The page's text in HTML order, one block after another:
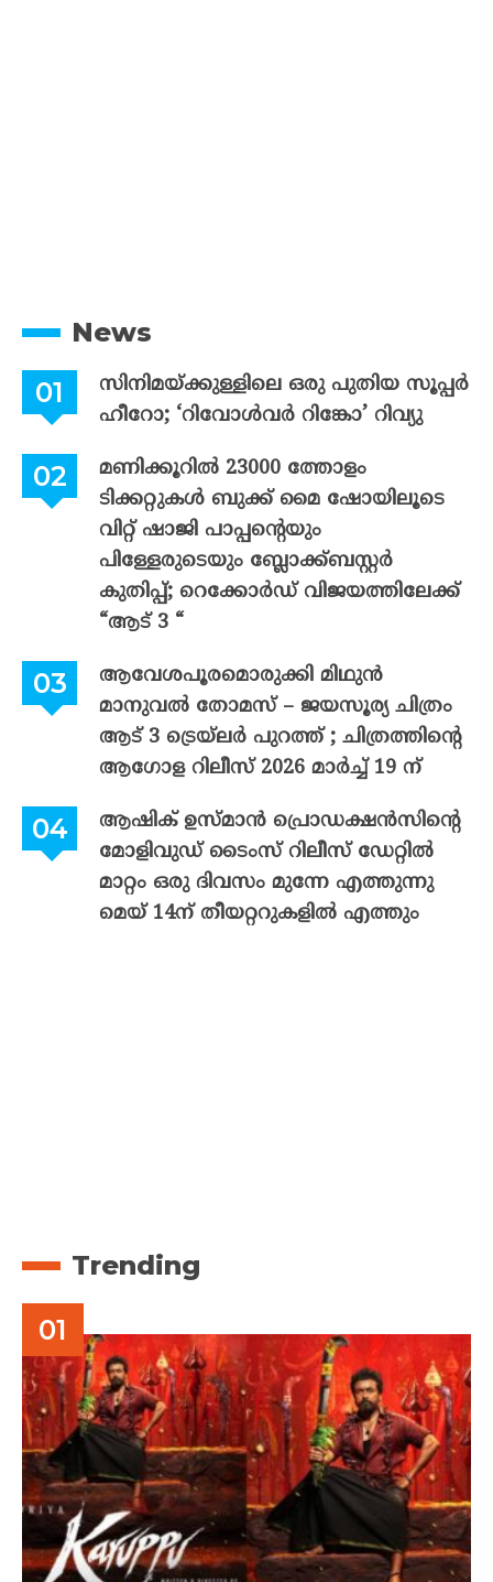
News
സിനിമയ്ക്കുള്ളിലെ ഒരു പുതിയ സൂപ്പർ
ഹീറോ; ‘റിവോൾവർ റിങ്കോ’ റിവ്യു
മണിക്കൂറിൽ 23000 ത്തോളം
ടിക്കറ്റുകൾ ബുക്ക് മൈ ഷോയിലൂടെ
വിറ്റ് ഷാജി പാപ്പന്റെയും
പിള്ളേരുടെയും ബ്ലോക്ക്ബസ്റ്റർ
കുതിപ്പ്; റെക്കോർഡ് വിജയത്തിലേക്ക്
“ആട് 3 “
ആവേശപൂരമൊരുക്കി മിഥുൻ
മാനുവൽ തോമസ് – ജയസൂര്യ ചിത്രം
ആട് 3 ട്രെയ്‌ലർ പുറത്ത് ; ചിത്രത്തിന്റെ
ആഗോള റിലീസ് 2026 മാർച്ച് 19 ന്
ആഷിക് ഉസ്മാൻ പ്രൊഡക്ഷൻസിന്റെ
മോളിവുഡ് ടൈംസ് റിലീസ് ഡേറ്റിൽ
മാറ്റം ഒരു ദിവസം മുന്നേ എത്തുന്നു
മെയ് 14ന് തീയറ്ററുകളിൽ എത്തും
Trending